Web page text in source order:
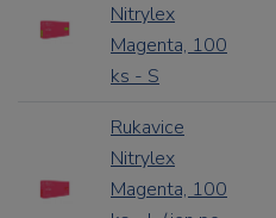
Nitrylex
Magenta, 100
ks - S
Rukavice
Nitrylex
Magenta, 100